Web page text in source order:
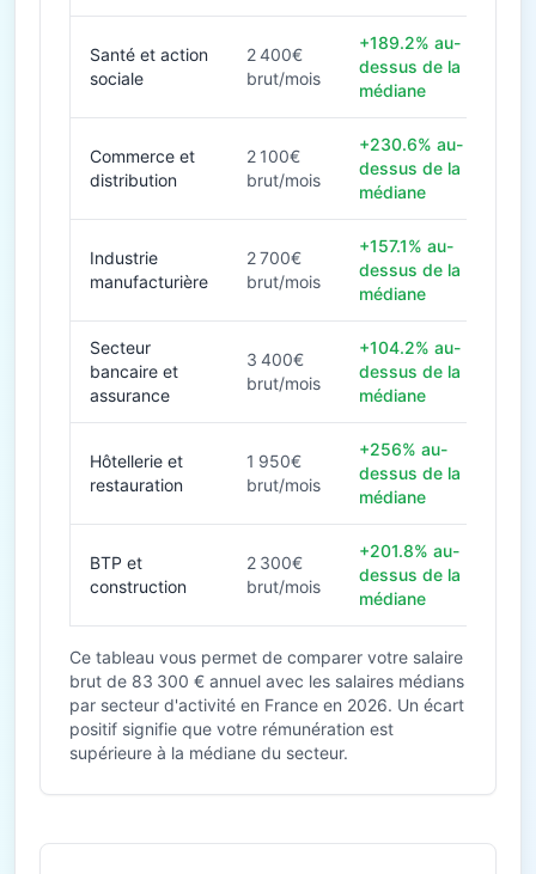
Santé et action
sociale
2 400€
brut/mois
+189.2% au-
dessus de la
médiane
Commerce et
distribution
2 100€
brut/mois
+230.6% au-
dessus de la
médiane
Industrie
manufacturière
2 700€
brut/mois
+157.1% au-
dessus de la
médiane
Secteur
bancaire et
assurance
3 400€
brut/mois
+104.2% au-
dessus de la
médiane
Hôtellerie et
restauration
1 950€
brut/mois
+256% au-
dessus de la
médiane
BTP et
construction
2 300€
brut/mois
+201.8% au-
dessus de la
médiane
Ce tableau vous permet de comparer votre salaire
brut de 83 300 € annuel avec les salaires médians
par secteur d'activité en France en 2026. Un écart
positif signifie que votre rémunération est
supérieure à la médiane du secteur.